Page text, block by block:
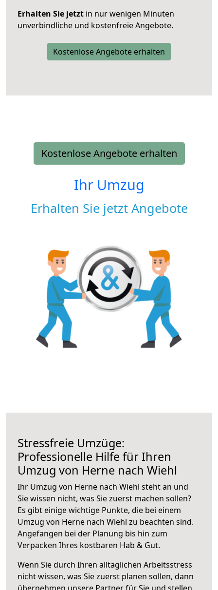
Erhalten Sie jetzt in nur wenigen Minuten
unverbindliche und kostenfreie Angebote.
Kostenlose Angebote erhalten
Kostenlose Angebote erhalten
Ihr Umzug
Erhalten Sie jetzt Angebote
Stressfreie Umzüge:
Professionelle Hilfe für Ihren
Umzug von Herne nach Wiehl
Ihr Umzug von Herne nach Wiehl steht an und
Sie wissen nicht, was Sie zuerst machen sollen?
Es gibt einige wichtige Punkte, die bei einem
Umzug von Herne nach Wiehl zu beachten sind.
Angefangen bei der Planung bis hin zum
Verpacken Ihres kostbaren Hab & Gut.
Wenn Sie durch Ihren alltäglichen Arbeitsstress
nicht wissen, was Sie zuerst planen sollen, dann